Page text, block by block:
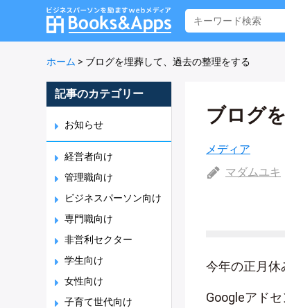
ホーム > ブログを埋葬して、過去の整理をする
記事のカテゴリー
お知らせ
経営者向け
管理職向け
ビジネスパーソン向け
専門職向け
非営利セクター
学生向け
女性向け
子育て世代向け
ブログ
メディア
マダムユキ
今年の正月休
Googleアド